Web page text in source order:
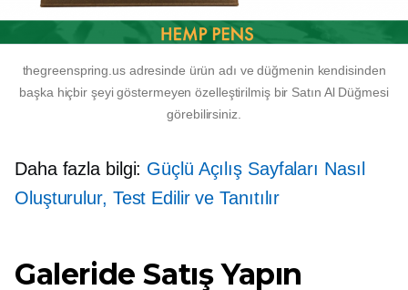
thegreenspring.us adresinde ürün adı ve düğmenin kendisinden
başka hiçbir şeyi göstermeyen özelleştirilmiş bir Satın Al Düğmesi
görebilirsiniz.
Daha fazla bilgi: Güçlü Açılış Sayfaları Nasıl
Oluşturulur, Test Edilir ve Tanıtılır
Galeride Satış Yapın